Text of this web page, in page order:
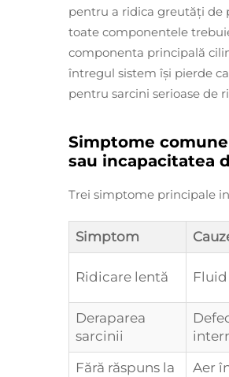
pentru a ridica greutăți de
toate componentele
componenta principală
întregul sistem își pierde
pentru sarcini serioase de
Simptome
sau incapacitatea
Trei simptome principale
Simptom
Ridicare lentă
Deraparea
sarcinii
Fără răspuns la
Aer